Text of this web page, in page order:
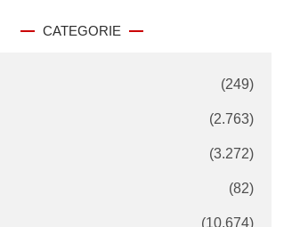
CATEGORIE
(249)
(2.763)
(3.272)
(82)
(10.674)